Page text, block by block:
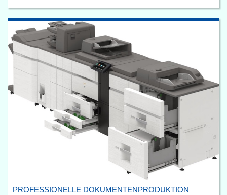
PROFESSIONELLE DOKUMENTENPRODUKTION